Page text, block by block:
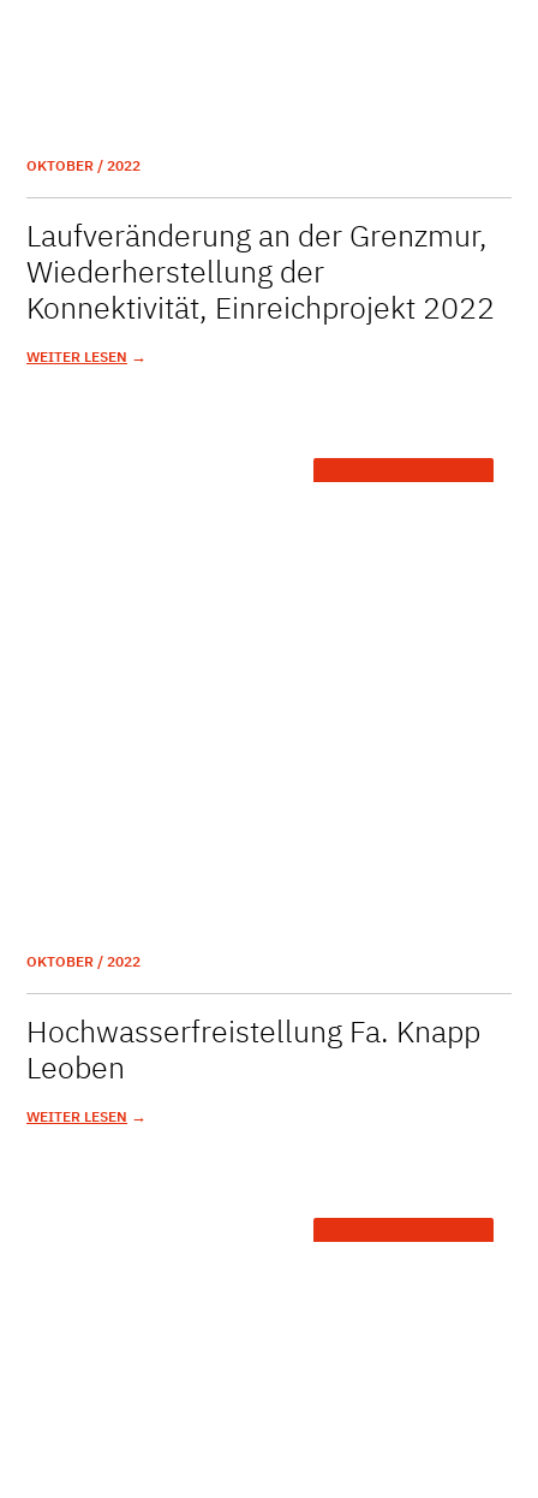
OKTOBER / 2022
Laufveränderung an der Grenzmur,
Wiederherstellung der
Konnektivität, Einreichprojekt 2022
WEITER LESEN →
OKTOBER / 2022
Hochwasserfreistellung Fa. Knapp
Leoben
WEITER LESEN →